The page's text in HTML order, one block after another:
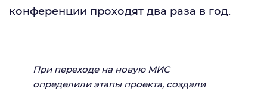
конференции проходят два раза в год.
При переходе на новую МИС
определили этапы проекта, создали